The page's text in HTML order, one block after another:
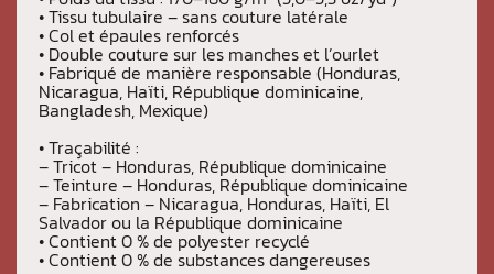
• Tissu tubulaire – sans couture latérale
• Col et épaules renforcés
• Double couture sur les manches et l’ourlet
• Fabriqué de manière responsable (Honduras,
Nicaragua, Haïti, République dominicaine,
Bangladesh, Mexique)
• Traçabilité :
– Tricot – Honduras, République dominicaine
– Teinture – Honduras, République dominicaine
– Fabrication – Nicaragua, Honduras, Haïti, El
Salvador ou la République dominicaine
• Contient 0 % de polyester recyclé
• Contient 0 % de substances dangereuses